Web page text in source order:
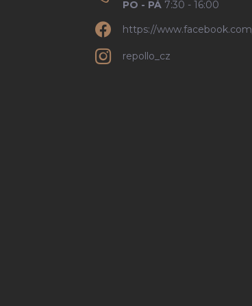
PO - PÁ 7:30 - 16:00
https://
repollo_cz